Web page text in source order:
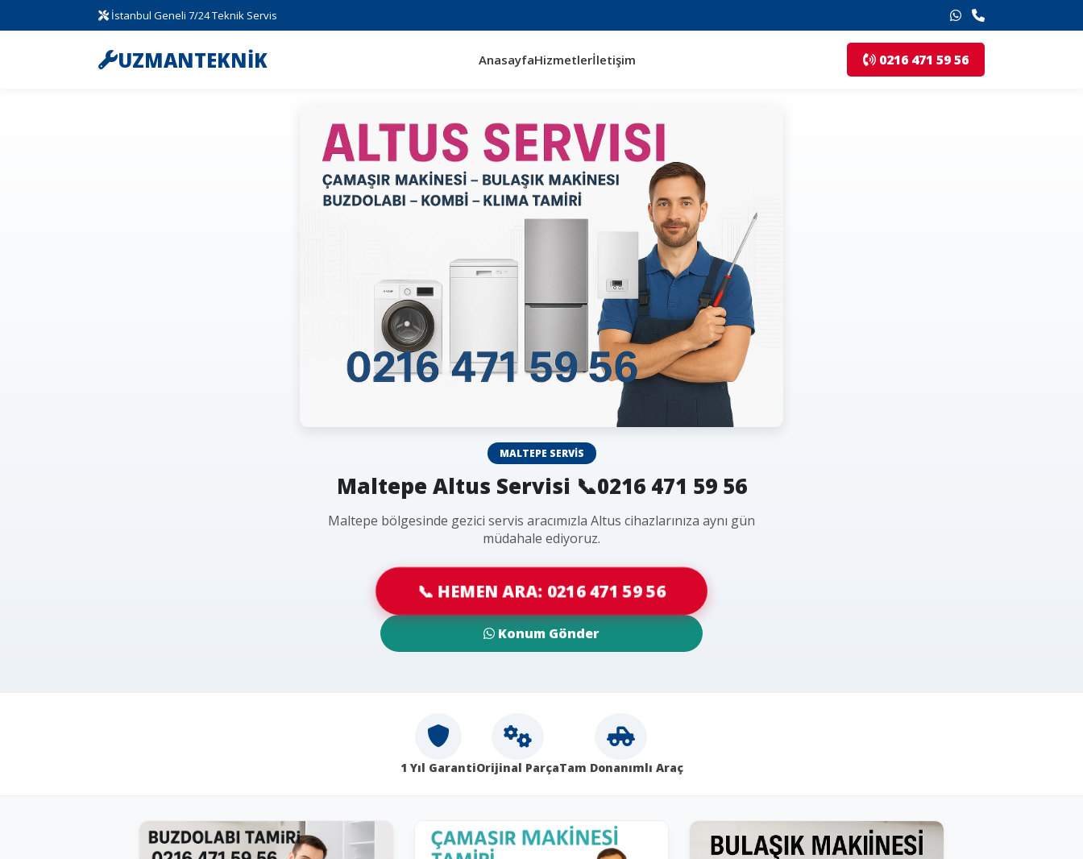
İstanbul Geneli 7/24 Teknik Servis
UZMANTEKNİK AnasayfaHizmetlerİletişim 0216 471 59 56
MALTEPE SERVIS
Maltepe Altus Servisi 📞0216 471 59 56
Maltepe bölgesinde gezici servis aracımızla Altus cihazlarınıza aynı gün
müdahale ediyoruz.
📞 HEMEN ARA: 0216 471 59 56
Konum Gönder
1 Yıl GarantiOrijinal ParçaTam Donanımlı Araç